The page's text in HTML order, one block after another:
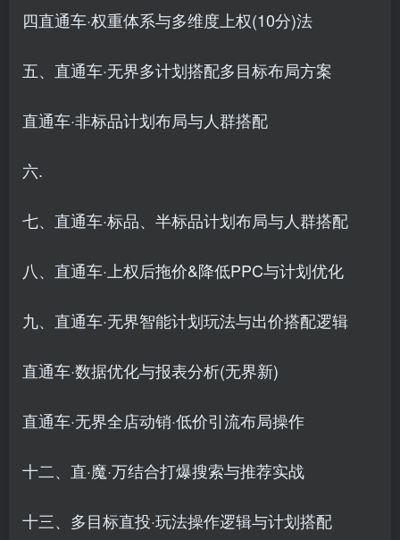
四直通车·权重体系与多维度上权(10分)法
五、直通车·无界多计划搭配多目标布局方案
直通车·非标品计划布局与人群搭配
六.
七、直通车·标品、半标品计划布局与人群搭配
八、直通车·上权后拖价&降低PPC与计划优化
九、直通车·无界智能计划玩法与出价搭配逻辑
直通车·数据优化与报表分析(无界新)
直通车·无界全店动销·低价引流布局操作
十二、直·魔·万结合打爆搜索与推荐实战
十三、多目标直投·玩法操作逻辑与计划搭配